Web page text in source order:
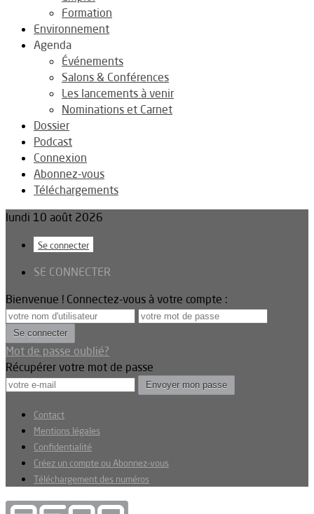
Formation
Environnement
Agenda
Événements
Salons & Conférences
Les lancements à venir
Nominations et Carnet
Dossier
Podcast
Connexion
Abonnez-vous
Téléchargements
lundi 10 août 2026
Se connecter
SE CONNECTER
Bienvenue ! Connectez-vous à votre compte :
Mot de passe oublié?
Récupérer votre mot de passe
Contact
Mentions légales
Confidentialité
Créez un compte ou Abonnez-vous
Téléchargement des numéros